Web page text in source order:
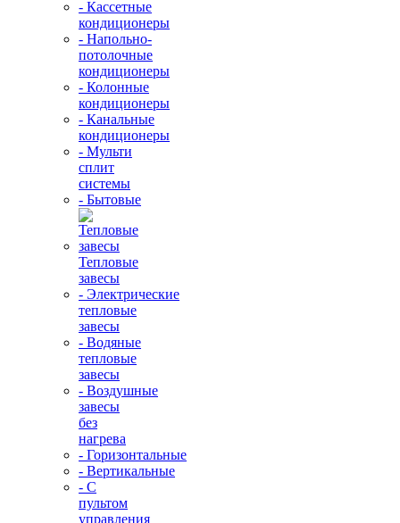
- Кассетные
кондиционеры
- Напольно-
потолочные
кондиционеры
- Колонные
кондиционеры
- Канальные
кондиционеры
- Мульти
сплит
системы
- Бытовые
Тепловые
завесы
- Электрические
тепловые
завесы
- Водяные
тепловые
завесы
- Воздушные
завесы
без
нагрева
- Горизонтальные
- Вертикальные
- С
пультом
управления